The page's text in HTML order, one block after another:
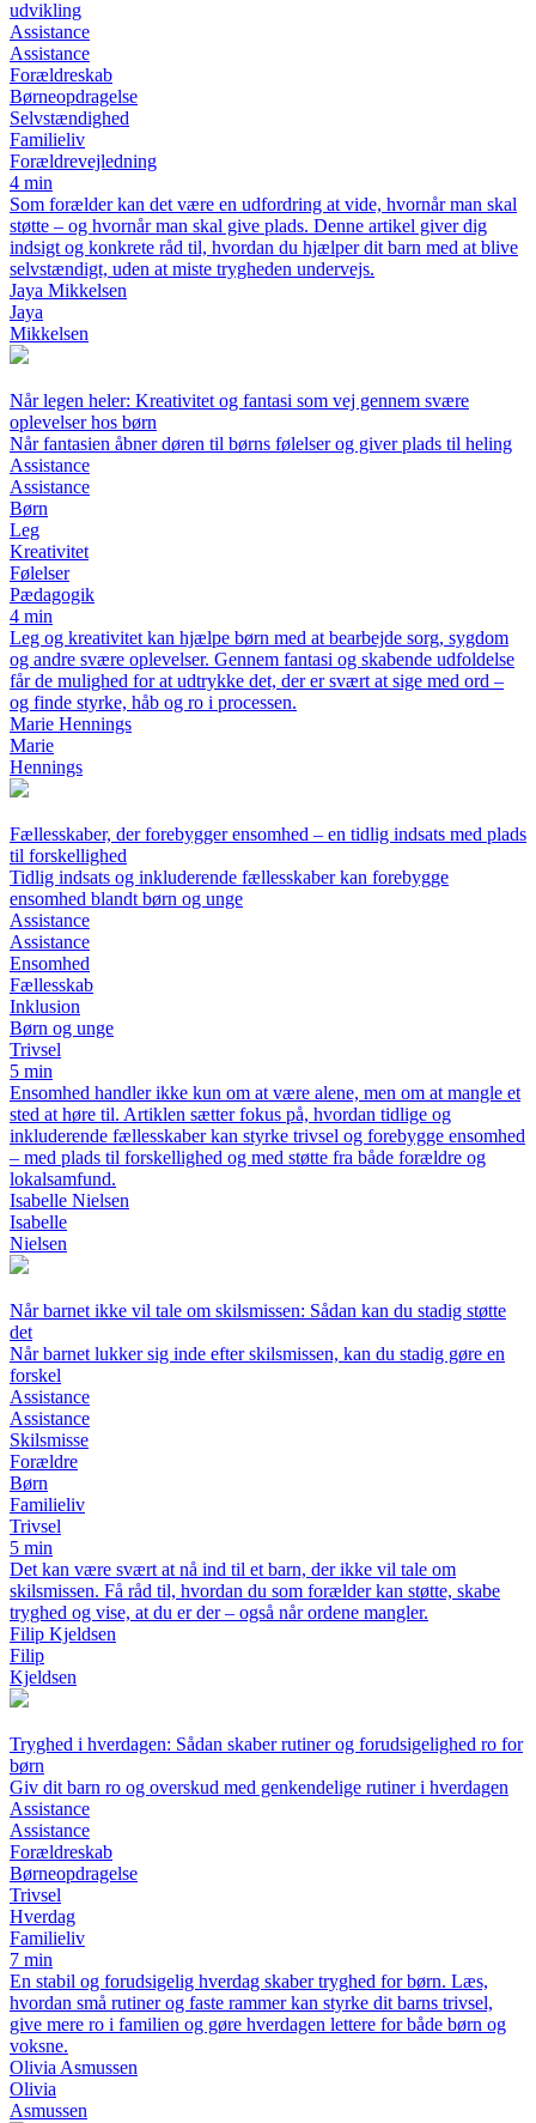
udvikling
Assistance
Assistance
Forældreskab
Børneopdragelse
Selvstændighed
Familieliv
Forældrevejledning
4 min
Som forælder kan det være en udfordring at vide, hvornår man skal
støtte – og hvornår man skal give plads. Denne artikel giver dig
indsigt og konkrete råd til, hvordan du hjælper dit barn med at blive
selvstændigt, uden at miste trygheden undervejs.
Jaya Mikkelsen
Jaya
Mikkelsen
Når legen heler: Kreativitet og fantasi som vej gennem svære
oplevelser hos børn
Når fantasien åbner døren til børns følelser og giver plads til heling
Assistance
Assistance
Børn
Leg
Kreativitet
Følelser
Pædagogik
4 min
Leg og kreativitet kan hjælpe børn med at bearbejde sorg, sygdom
og andre svære oplevelser. Gennem fantasi og skabende udfoldelse
får de mulighed for at udtrykke det, der er svært at sige med ord –
og finde styrke, håb og ro i processen.
Marie Hennings
Marie
Hennings
Fællesskaber, der forebygger ensomhed – en tidlig indsats med plads
til forskellighed
Tidlig indsats og inkluderende fællesskaber kan forebygge
ensomhed blandt børn og unge
Assistance
Assistance
Ensomhed
Fællesskab
Inklusion
Børn og unge
Trivsel
5 min
Ensomhed handler ikke kun om at være alene, men om at mangle et
sted at høre til. Artiklen sætter fokus på, hvordan tidlige og
inkluderende fællesskaber kan styrke trivsel og forebygge ensomhed
– med plads til forskellighed og med støtte fra både forældre og
lokalsamfund.
Isabelle Nielsen
Isabelle
Nielsen
Når barnet ikke vil tale om skilsmissen: Sådan kan du stadig støtte
det
Når barnet lukker sig inde efter skilsmissen, kan du stadig gøre en
forskel
Assistance
Assistance
Skilsmisse
Forældre
Børn
Familieliv
Trivsel
5 min
Det kan være svært at nå ind til et barn, der ikke vil tale om
skilsmissen. Få råd til, hvordan du som forælder kan støtte, skabe
tryghed og vise, at du er der – også når ordene mangler.
Filip Kjeldsen
Filip
Kjeldsen
Tryghed i hverdagen: Sådan skaber rutiner og forudsigelighed ro for
børn
Giv dit barn ro og overskud med genkendelige rutiner i hverdagen
Assistance
Assistance
Forældreskab
Børneopdragelse
Trivsel
Hverdag
Familieliv
7 min
En stabil og forudsigelig hverdag skaber tryghed for børn. Læs,
hvordan små rutiner og faste rammer kan styrke dit barns trivsel,
give mere ro i familien og gøre hverdagen lettere for både børn og
voksne.
Olivia Asmussen
Olivia
Asmussen